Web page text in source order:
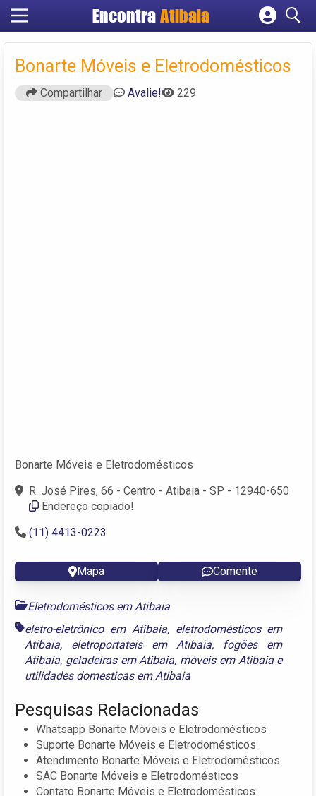
Encontra Atibaia
Cadastrar empresa
Criar conta
Bonarte Móveis e Eletrodomésticos
Compartilhar Avalie! 229
Bonarte Móveis e Eletrodomésticos
R. José Pires, 66 - Centro - Atibaia - SP - 12940-650
Endereço copiado!
(11) 4413-0223
Mapa Comente
Eletrodomésticos em Atibaia
eletro-eletrônico em Atibaia, eletrodomésticos em
Atibaia, eletroportateis em Atibaia, fogões em
Atibaia, geladeiras em Atibaia, móveis em Atibaiae
utilidades domesticas em Atibaia
Pesquisas Relacionadas
Whatsapp Bonarte Móveis e Eletrodomésticos
Suporte Bonarte Móveis e Eletrodomésticos
Atendimento Bonarte Móveis e Eletrodomésticos
SAC Bonarte Móveis e Eletrodomésticos
Contato Bonarte Móveis e Eletrodomésticos